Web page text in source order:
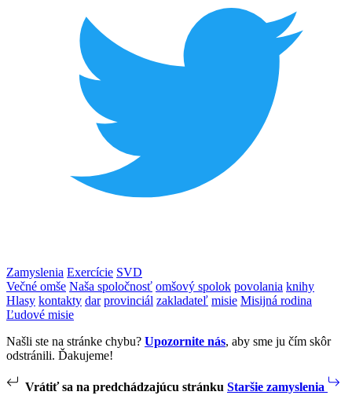
Zamyslenia Exercície SVD
Večné omše Naša spoločnosť omšový spolok povolania knihy
Hlasy kontakty dar provinciál zakladateľ misie Misijná rodina
Ľudové misie
Našli ste na stránke chybu? Upozornite nás, aby sme ju čím skôr
odstránili. Ďakujeme!
Vrátiť sa na predchádzajúcu stránku Staršie zamyslenia